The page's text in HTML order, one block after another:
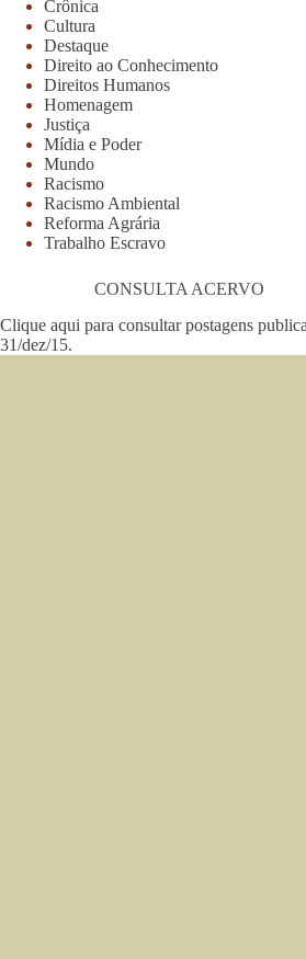
Crônica
Cultura
Destaque
Direito ao Conhecimento
Direitos Humanos
Homenagem
Justiça
Mídia e Poder
Mundo
Racismo
Racismo Ambiental
Reforma Agrária
Trabalho Escravo
CONSULTA ACERVO
Clique aqui para consultar postagens
31/dez/15.